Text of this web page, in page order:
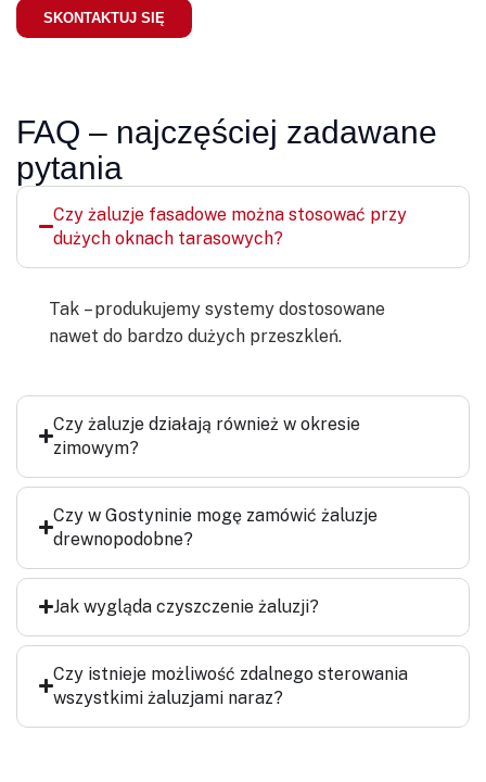
SKONTAKTUJ SIĘ
FAQ – najczęściej zadawane
pytania
Czy żaluzje fasadowe można stosować przy
dużych oknach tarasowych?
Tak – produkujemy systemy dostosowane
nawet do bardzo dużych przeszkleń.
Czy żaluzje działają również w okresie
zimowym?
Czy w Gostyninie mogę zamówić żaluzje
drewnopodobne?
Jak wygląda czyszczenie żaluzji?
Czy istnieje możliwość zdalnego sterowania
wszystkimi żaluzjami naraz?